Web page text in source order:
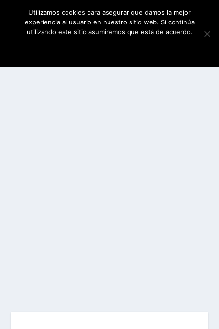
Utilizamos cookies para asegurar que damos la mejor
experiencia al usuario en nuestro sitio web. Si continúa
utilizando este sitio asumiremos que está de acuerdo.